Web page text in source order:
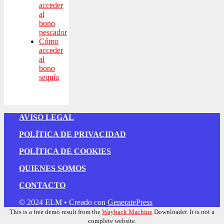
acceder
al
bono
pescador
Cómo
acceder
al
bono
sequía
AVISO LEGAL
POLÍTICA DE PRIVACIDAD
POLÍTICA DE COOKIES
QUIENES SOMOS
CONTACTO
© 2024 ELM • Creado con GeneratePress
This is a free demo result from the Wayback Machine Downloader. It is not a
complete website.